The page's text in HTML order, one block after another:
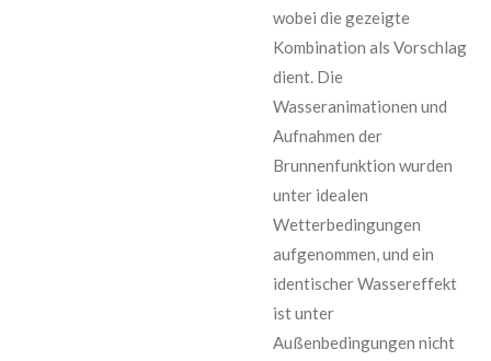
wobei die gezeigte
Kombination als Vorschlag
dient. Die
Wasseranimationen und
Aufnahmen der
Brunnenfunktion wurden
unter idealen
Wetterbedingungen
aufgenommen, und ein
identischer Wassereffekt
ist unter
Außenbedingungen nicht